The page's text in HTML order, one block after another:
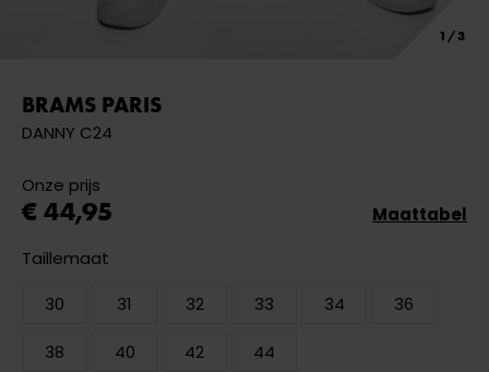
BRAMS PARIS
DANNY C24
Onze prijs
€ 44,95
Taillemaat
30
31 32 33 34 36
38 40 42 44
Maattabel